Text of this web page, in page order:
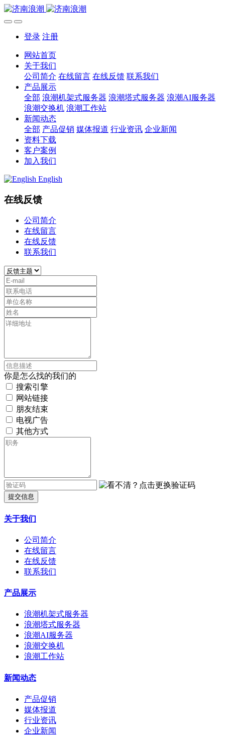
登录 注册
网站首页
关于我们
公司简介 在线留言 在线反馈 联系我们
产品展示
全部 浪潮机架式服务器 浪潮塔式服务器 浪潮AI服务器
浪潮交换机 浪潮工作站
新闻动态
全部 产品促销 媒体报道 行业资讯 企业新闻
资料下载
客户案例
加入我们
English
在线反馈
公司简介
在线留言
在线反馈
联系我们
你是怎么找的我们的
搜索引擎
网站链接
朋友结束
电视广告
其他方式
提交信息
关于我们
公司简介
在线留言
在线反馈
联系我们
产品展示
浪潮机架式服务器
浪潮塔式服务器
浪潮AI服务器
浪潮交换机
浪潮工作站
新闻动态
产品促销
媒体报道
行业资讯
企业新闻